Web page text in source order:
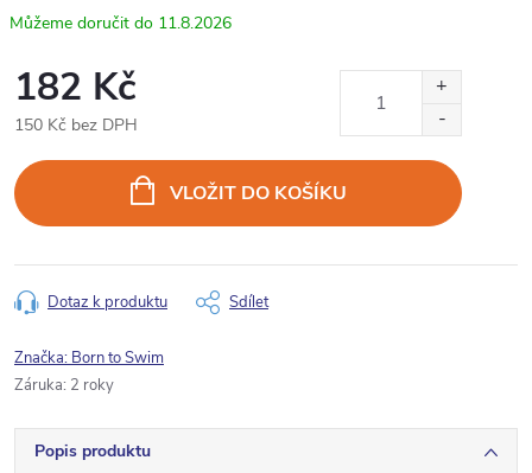
11.8.2026
182 Kč
150 Kč bez DPH
cena:
VLOŽIT DO KOŠÍKU
Dotaz k produktu Sdílet
Značka: Born to Swim
Záruka: 2 roky
Popis produktu